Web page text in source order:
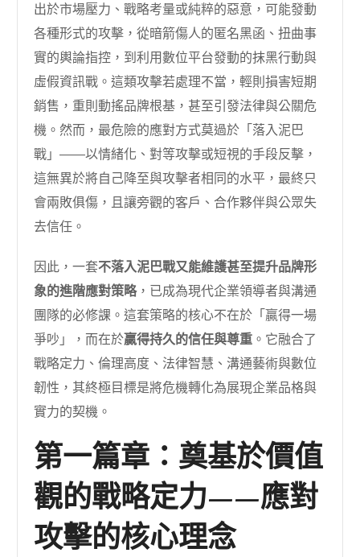
出於市場壓力、戰略考量或純粹的惡意，可能發動
各種形式的攻擊，從暗箭傷人的匿名黑函、扭曲事
實的輿論指控，到利用數位平台發動的抹黑行動與
虛假資訊戰。這類攻擊若處理不當，輕則損害短期
銷售，重則動搖品牌根基，甚至引發法律與公關危
機。然而，最危險的應對方式莫過於「落入泥巴
戰」——以情緒化、對等攻擊或短視的手段反擊，
這無異於將自己降至與攻擊者相同的水平，最終只
會兩敗俱傷，且讓旁觀的客戶、合作夥伴與公眾失
去信任。
因此，一套不落入泥巴戰又能維護甚至提升品牌形
象的進階應對策略，已成為現代企業領導者與溝通
團隊的必修課。這套策略的核心不在於「贏得一場
爭吵」，而在於贏得持久的信任與尊重 。它融合了
戰略定力、倫理高度、法律智慧、溝通藝術與數位
韌性，其終極目標是將危機轉化為展現企業品格與
實力的契機。
第一篇章：奠基於價值
觀的戰略定力——應對
攻擊的核心理念